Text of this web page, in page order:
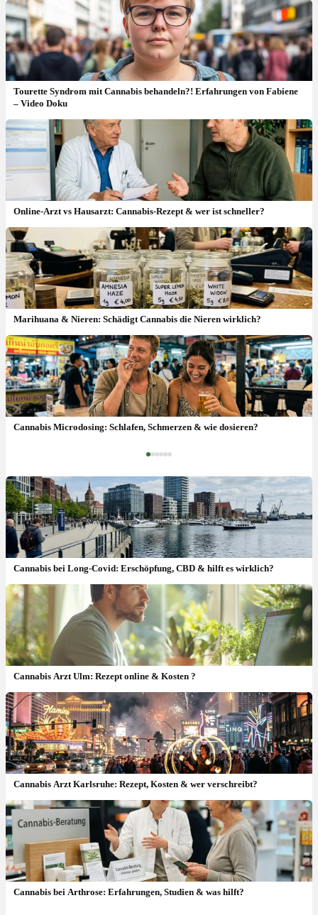
Tourette Syndrom mit Cannabis behandeln?! Erfahrungen von Fabiene
– Video Doku
Online-Arzt vs Hausarzt: Cannabis-Rezept & wer ist schneller?
Marihuana & Nieren: Schädigt Cannabis die Nieren wirklich?
Cannabis Microdosing: Schlafen, Schmerzen & wie dosieren?
Spastizität bei Multipler Sklerose und Paraplegie
Cannabis bei Long-Covid: Erschöpfung, CBD & hilft es wirklich?
Cannabis Arzt Ulm: Rezept online & Kosten ?
Cannabis Arzt Karlsruhe: Rezept, Kosten & wer verschreibt?
Cannabis bei Arthrose: Erfahrungen, Studien & was hilft?